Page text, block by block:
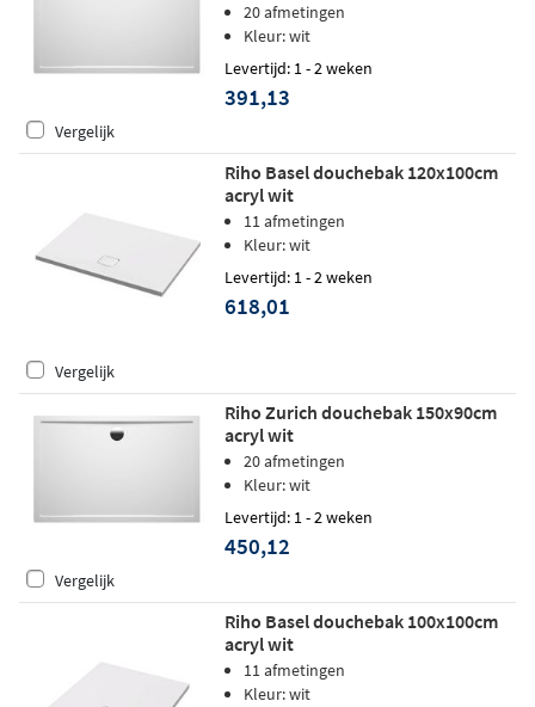
20 afmetingen
Kleur: wit
Levertijd: 1 - 2 weken
391,13
Vergelijk
Riho Basel douchebak 120x100cm
acryl wit
11 afmetingen
Kleur: wit
Levertijd: 1 - 2 weken
618,01
Vergelijk
Riho Zurich douchebak 150x90cm
acryl wit
20 afmetingen
Kleur: wit
Levertijd: 1 - 2 weken
450,12
Vergelijk
Riho Basel douchebak 100x100cm
acryl wit
11 afmetingen
Kleur: wit